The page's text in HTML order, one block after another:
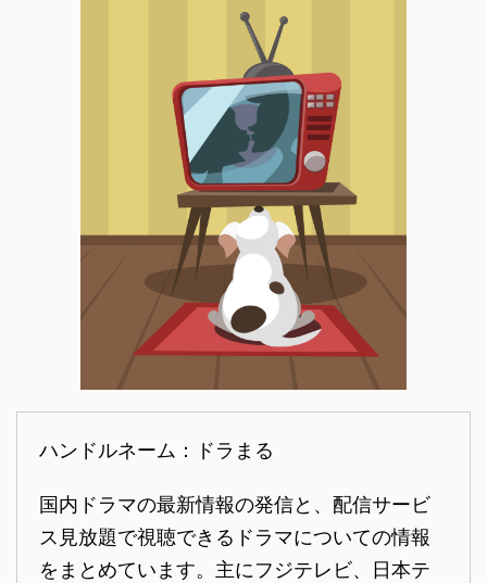
ハンドルネーム：ドラまる
国内ドラマの最新情報の発信と、配信サービ
ス見放題で視聴できるドラマについての情報
をまとめています。主にフジテレビ、日本テ